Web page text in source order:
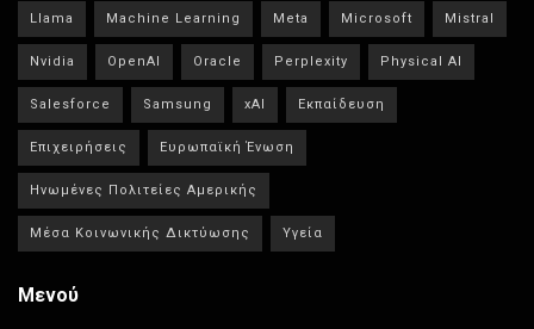
Llama Machine Learning Meta Microsoft Mistral
Nvidia OpenAI Oracle Perplexity Physical AI
Salesforce Samsung xAI Εκπαίδευση
Επιχειρήσεις Ευρωπαϊκή Ένωση
Ηνωμένες Πολιτείες Αμερικής
Μέσα Κοινωνικής Δικτύωσης Υγεία
Μενού